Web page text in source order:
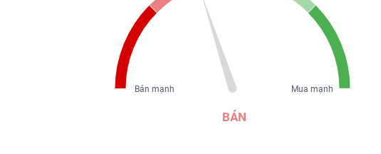
BÁN
Mua mạnh
Bán mạnh